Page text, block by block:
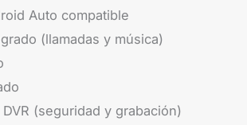
Auto compatible
(llamadas y música)
(seguridad y grabación)